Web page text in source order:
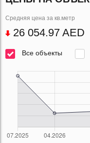
Средняя цена за кв.метр
26 054.97 AED
Все объекты